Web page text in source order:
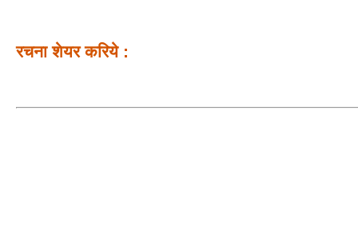
रचना शेयर करिये :